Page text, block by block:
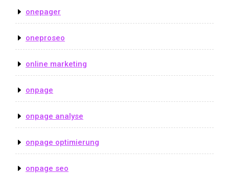
onepager
oneproseo
online marketing
onpage
onpage analyse
onpage optimierung
onpage seo